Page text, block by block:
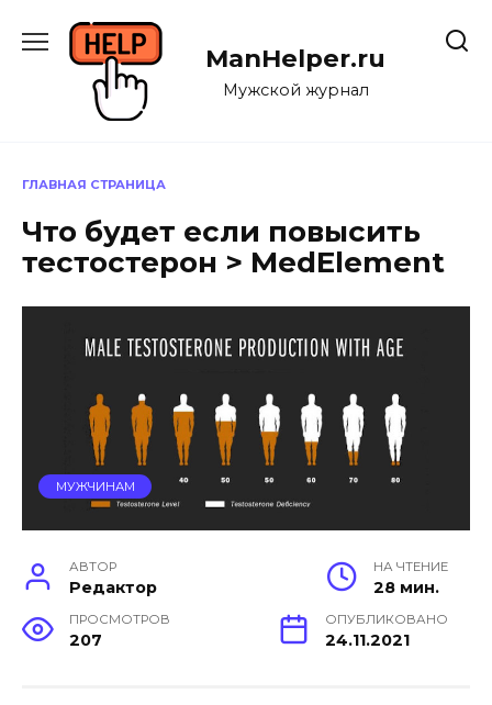
содержанию
ManHelper.ru
Мужской журнал
ГЛАВНАЯ СТРАНИЦА
Что будет если повысить
тестостерон > MedElement
МУЖЧИНАМ
АВТОР
Редактор
НА ЧТЕНИЕ
28 мин.
ПРОСМОТРОВ
207
ОПУБЛИКОВАНО
24.11.2021